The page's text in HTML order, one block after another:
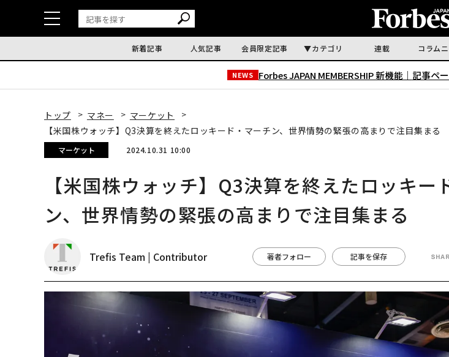
新着記事 人気記事 会員限定記事 カテゴリ 連載 コラム
NEWS Forbes JAPAN MEMBERSHIP 新機能｜ 記事ペ
トップ マネー
マーケット
【米国株ウォッチ】Q3決算を終えたロッキード・マーチン、世界情勢の緊張の高まりで注目集まる
マーケット 2024.10.31 10:00
【米国株ウォッチ】Q3決算を終えたロッキー
ン、世界情勢の緊張の高まりで注目集まる
Trefis Team | Contributor 著者フォロー 記事を保存